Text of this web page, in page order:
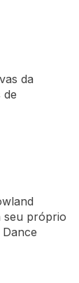
da
de
seu próprio